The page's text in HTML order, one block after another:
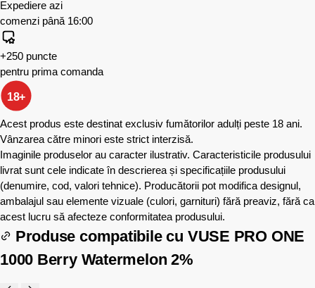
Expediere azi
comenzi până 16:00
+250 puncte
pentru prima comanda
18+
Acest produs este destinat exclusiv fumătorilor adulți peste 18 ani.
Vânzarea către minori este strict interzisă.
Imaginile produselor au caracter ilustrativ. Caracteristicile produsului
livrat sunt cele indicate în descrierea și specificațiile produsului
(denumire, cod, valori tehnice). Producătorii pot modifica designul,
ambalajul sau elemente vizuale (culori, garnituri) fără preaviz, fără ca
acest lucru să afecteze conformitatea produsului.
Produse compatibile cu VUSE PRO ONE
1000 Berry Watermelon 2%